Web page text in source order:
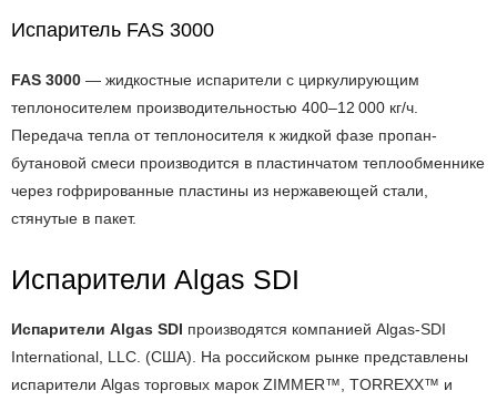
Испаритель FAS 3000
FAS 3000 — жидкостные испарители с циркулирующим
теплоносителем производительностью 400–12 000 кг/ч.
Передача тепла от теплоносителя к жидкой фазе пропан-
бутановой смеси производится в пластинчатом теплообменнике
через гофрированные пластины из нержавеющей стали,
стянутые в пакет.
Испарители Algas SDI
Испарители Algas SDI производятся компанией Algas-SDI
International, LLC. (США). На российском рынке представлены
испарители Algas торговых марок ZIMMER™, TORREXX™ и